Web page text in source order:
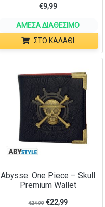
€9,99
ΆΜΕΣΑ ΔΙΑΘΈΣΙΜΟ
ΣΤΟ ΚΑΛΆΘΙ
Abysse: One Piece – Skull
Premium Wallet
€24,99 €22,99